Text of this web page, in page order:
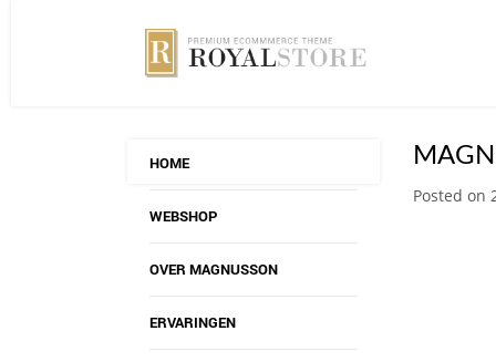
Posted on
HOME
WEBSHOP
OVER MAGNUSSON
ERVARINGEN